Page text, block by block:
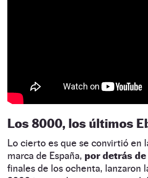
Los 8000, los últimos
Lo cierto es que se convirtió en
marca de España, por detrás
finales de los ochenta, lanzaron